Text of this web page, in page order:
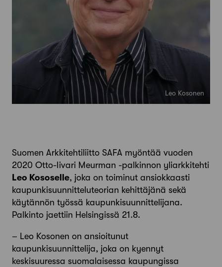
Leo Kosonen
Suomen Arkkitehtiliitto SAFA myöntää vuoden
2020 Otto-Iivari Meurman -palkinnon yliarkkitehti
Leo Kososelle, joka on toiminut ansiokkaasti
kaupunkisuunnitteluteorian kehittäjänä sekä
käytännön työssä kaupunkisuunnittelijana.
Palkinto jaettiin Helsingissä 21.8.
– Leo Kosonen on ansioitunut
kaupunkisuunnittelija, joka on kyennyt
keskisuuressa suomalaisessa kaupungissa